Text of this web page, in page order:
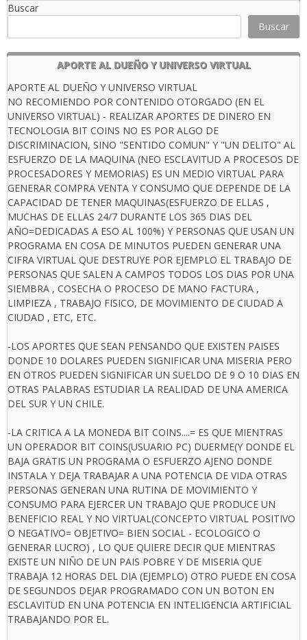
Buscar
Buscar
APORTE AL DUEÑO Y UNIVERSO VIRTUAL
APORTE AL DUEÑO Y UNIVERSO VIRTUAL
NO RECOMIENDO POR CONTENIDO OTORGADO (EN EL
UNIVERSO VIRTUAL) - REALIZAR APORTES DE DINERO EN
TECNOLOGIA BIT COINS NO ES POR ALGO DE
DISCRIMINACION, SINO "SENTIDO COMUN" Y "UN DELITO" AL
ESFUERZO DE LA MAQUINA (NEO ESCLAVITUD A PROCESOS DE
PROCESADORES Y MEMORIAS) ES UN MEDIO VIRTUAL PARA
GENERAR COMPRA VENTA Y CONSUMO QUE DEPENDE DE LA
CAPACIDAD DE TENER MAQUINAS(ESFUERZO DE ELLAS ,
MUCHAS DE ELLAS 24/7 DURANTE LOS 365 DIAS DEL
AÑO=DEDICADAS A ESO AL 100%) Y PERSONAS QUE USAN UN
PROGRAMA EN COSA DE MINUTOS PUEDEN GENERAR UNA
CIFRA VIRTUAL QUE DESTRUYE POR EJEMPLO EL TRABAJO DE
PERSONAS QUE SALEN A CAMPOS TODOS LOS DIAS POR UNA
SIEMBRA , COSECHA O PROCESO DE MANO FACTURA ,
LIMPIEZA , TRABAJO FISICO, DE MOVIMIENTO DE CIUDAD A
CIUDAD , ETC, ETC.
-LOS APORTES QUE SEAN PENSANDO QUE EXISTEN PAISES
DONDE 10 DOLARES PUEDEN SIGNIFICAR UNA MISERIA PERO
EN OTROS PUEDEN SIGNIFICAR UN SUELDO DE 9 O 10 DIAS EN
OTRAS PALABRAS ESTUDIAR LA REALIDAD DE UNA AMERICA
DEL SUR Y UN CHILE.
-LA CRITICA A LA MONEDA BIT COINS....= ES QUE MIENTRAS
UN OPERADOR BIT COINS(USUARIO PC) DUERME(Y DONDE EL
BAJA GRATIS UN PROGRAMA O ESFUERZO AJENO DONDE
INSTALA Y DEJA TRABAJAR A UNA POTENCIA DE VIDA OTRAS
PERSONAS GENERAN UNA RUTINA DE MOVIMIENTO Y
CONSUMO PARA EJERCER UN TRABAJO QUE PRODUCE UN
BENEFICIO REAL Y NO VIRTUAL(CONCEPTO VIRTUAL POSITIVO
O NEGATIVO= OBJETIVO= BIEN SOCIAL - ECOLOGICO O
GENERAR LUCRO) , LO QUE QUIERE DECIR QUE MIENTRAS
EXISTE UN NIÑO DE UN PAIS POBRE Y DE MISERIA QUE
TRABAJA 12 HORAS DEL DIA (EJEMPLO) OTRO PUEDE EN COSA
DE SEGUNDOS DEJAR PROGRAMADO CON UN BOTON EN
ESCLAVITUD EN UNA POTENCIA EN INTELIGENCIA ARTIFICIAL
TRABAJANDO POR EL.